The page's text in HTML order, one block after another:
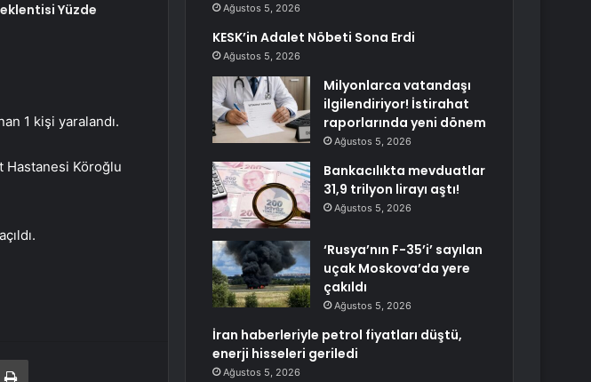
Yüzde
1 kişi yaralandı.
Hastanesi Köroğlu
ile paylaş Yazdır
Ağustos 5, 2026
KESK’in Adalet Nöbeti Sona Erdi
Ağustos 5, 2026
Milyonlarca vatandaşı
ilgilendiriyor! İstirahat
raporlarında yeni dönem
Ağustos 5, 2026
Bankacılıkta mevduatlar
31,9 trilyon lirayı aştı!
Ağustos 5, 2026
‘Rusya’nın F-35’i’ sayılan
uçak Moskova’da yere
çakıldı
Ağustos 5, 2026
İran haberleriyle petrol fiyatları düştü,
enerji hisseleri geriledi
Ağustos 5, 2026